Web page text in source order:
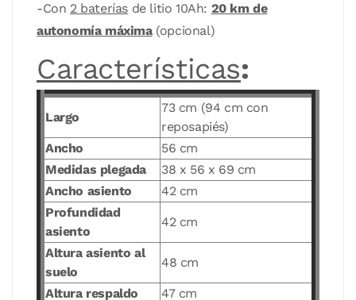
-Con 2 baterías de litio 10Ah: 20 km de
autonomía máxima(opcional)
Características:
Largo
73 cm (94 cm con
reposapiés)
Ancho
56 cm
Medidas plegada
38 x 56 x 69 cm
Ancho asiento
42 cm
Profundidad
asiento
42 cm
Altura asiento al
suelo
48 cm
Altura respaldo
47 cm